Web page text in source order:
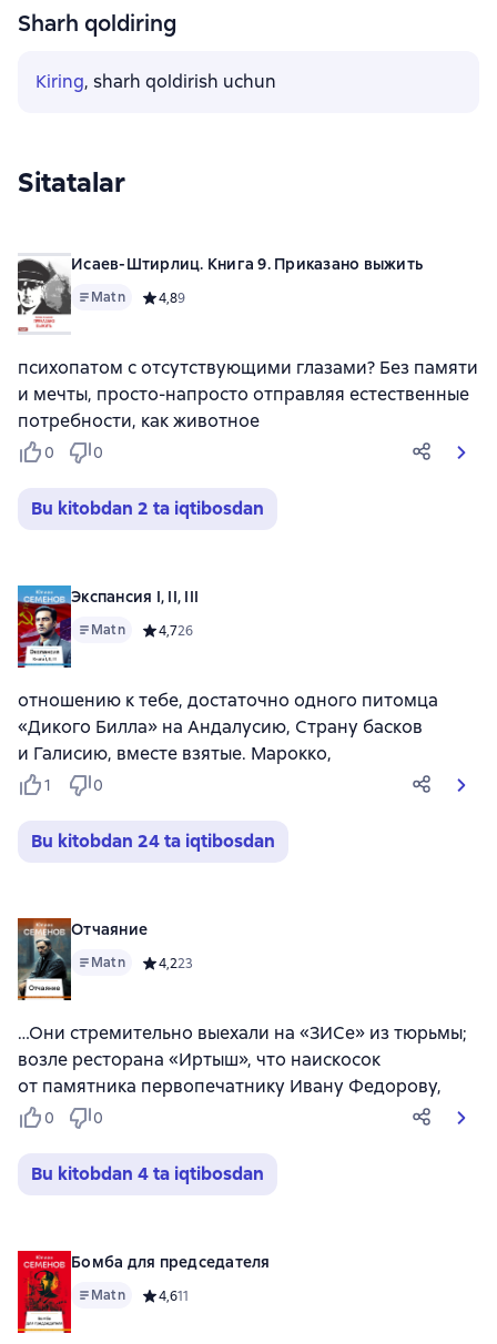
Sharh qoldiring
Kiring, sharh qoldirish uchun
Sitatalar
Исаев-Штирлиц. Книга 9. Приказано выжить
Matn Средний рейтинг 4,8 на основе 9 оценок
4,89
психопатом с отсутствующими глазами? Без памяти
и мечты, просто-напросто отправляя естественные
потребности, как животное
0 0
Bu kitobdan 2 ta iqtibosdan
Экспансия I, II, III
Matn Средний рейтинг 4,7 на основе 26 оценок
4,726
отношению к тебе, достаточно одного питомца
«Дикого Билла» на Андалусию, Страну басков
и Галисию, вместе взятые. Марокко,
1 0
Bu kitobdan 24 ta iqtibosdan
Отчаяние
Matn Средний рейтинг 4,2 на основе 23 оценок
4,223
…Они стремительно выехали на «ЗИСе» из тюрьмы;
возле ресторана «Иртыш», что наискосок
от памятника первопечатнику Ивану Федорову,
0 0
Bu kitobdan 4 ta iqtibosdan
Бомба для председателя
Matn Средний рейтинг 4,6 на основе 11 оценок
4,611